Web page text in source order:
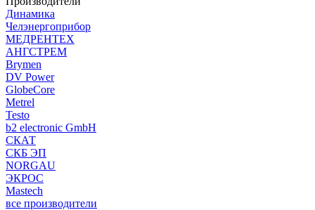
Динамика
Челэнергоприбор
МЕДРЕНТЕХ
АНГСТРЕМ
Brymen
DV Power
GlobeCore
Metrel
Testo
b2 electronic GmbH
СКАТ
СКБ ЭП
NORGAU
ЭКРОС
Mastech
все производители